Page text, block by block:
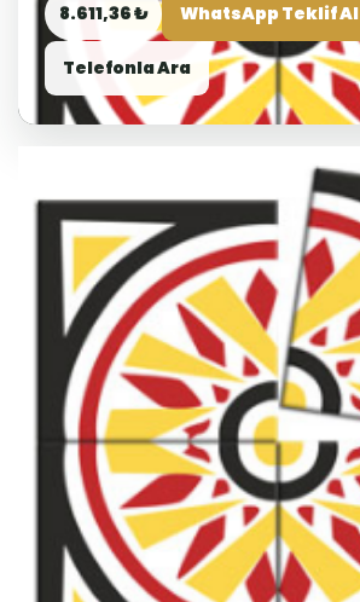
8.611,36 ₺ WhatsApp Teklif Al
Telefonla Ara